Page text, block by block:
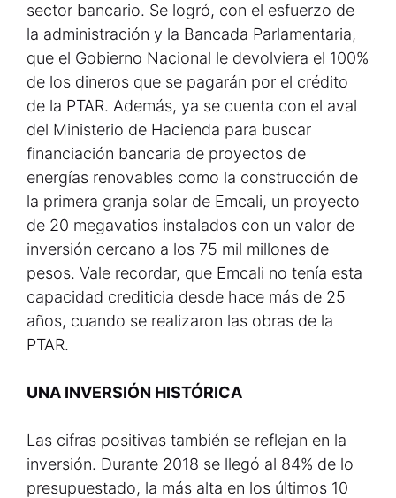
sector bancario. Se logró, con el esfuerzo de
la administración y la Bancada Parlamentaria,
que el Gobierno Nacional le devolviera el 100%
de los dineros que se pagarán por el crédito
de la PTAR. Además, ya se cuenta con el aval
del Ministerio de Hacienda para buscar
financiación bancaria de proyectos de
energías renovables como la construcción de
la primera granja solar de Emcali, un proyecto
de 20 megavatios instalados con un valor de
inversión cercano a los 75 mil millones de
pesos. Vale recordar, que Emcali no tenía esta
capacidad crediticia desde hace más de 25
años, cuando se realizaron las obras de la
PTAR.
UNA INVERSIÓN HISTÓRICA
Las cifras positivas también se reflejan en la
inversión. Durante 2018 se llegó al 84% de lo
presupuestado, la más alta en los últimos 10